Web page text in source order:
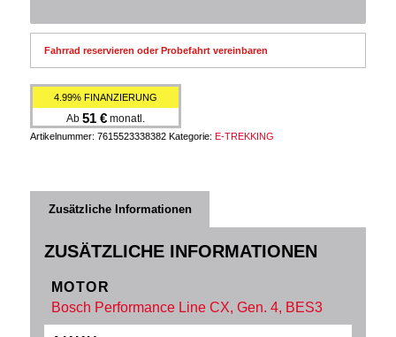
Fahrrad reservieren oder Probefahrt vereinbaren
4.99% FINANZIERUNG
Ab 51 €monatl.
Artikelnummer: 7615523338382 Kategorie: E-TREKKING
Zusätzliche Informationen
ZUSÄTZLICHE INFORMATIONEN
MOTOR
Bosch Performance Line CX, Gen. 4, BES3